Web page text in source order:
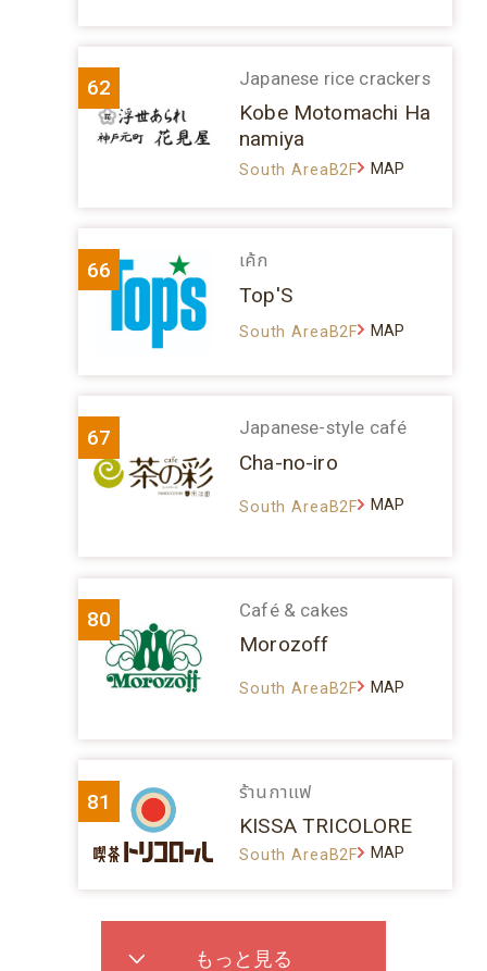
62 Japanese rice crackers
Kobe Motomachi Ha
namiya
South AreaB2F MAP
66 เค้ก
Top'S
South AreaB2F MAP
67 Japanese-style café
Cha-no-iro
South AreaB2F MAP
80 Café & cakes
Morozoff
South AreaB2F MAP
81 ร้านกาแฟ
KISSA TRICOLORE
South AreaB2F MAP
もっと見る